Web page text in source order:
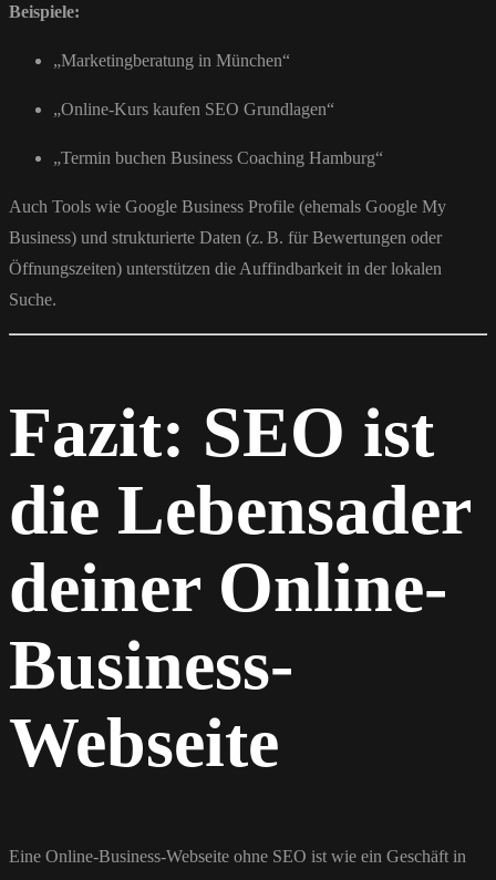
Beispiele:
„Marketingberatung in München“
„Online-Kurs kaufen SEO Grundlagen“
„Termin buchen Business Coaching Hamburg“
Auch Tools wie Google Business Profile (ehemals Google My
Business) und strukturierte Daten (z. B. für Bewertungen oder
Öffnungszeiten) unterstützen die Auffindbarkeit in der lokalen
Suche.
Fazit: SEO ist
die Lebensader
deiner Online-
Business-
Webseite
Eine Online-Business-Webseite ohne SEO ist wie ein Geschäft in